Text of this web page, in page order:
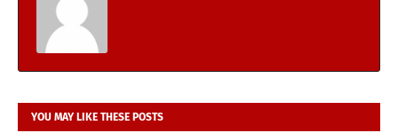
YOU MAY LIKE THESE POSTS